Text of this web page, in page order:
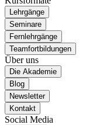
Lehrgänge
Seminare
Fernlehrgänge
Teamfortbildungen
Über uns
Die Akademie
Blog
Newsletter
Kontakt
Social Media